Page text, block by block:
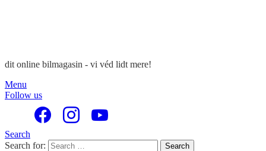
dit online bilmagasin - vi véd lidt mere!
Menu
Follow us
Search
Search for:
Search